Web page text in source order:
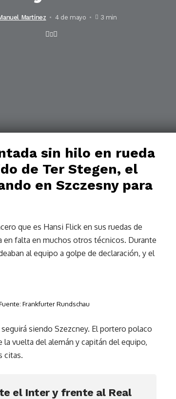
Martínez 4 de mayo 3 min
sin hilo en rueda
de Ter Stegen, el
en Szczesny para
que es Hansi Flick en sus ruedas de
en falta en muchos otros técnicos. Durante
al equipo a golpe de declaración, y el
Frankfurter Rundschau
siendo Szezcney. El portero polaco
vuelta del alemán y capitán del equipo,
citas.
el Inter y frente al Real